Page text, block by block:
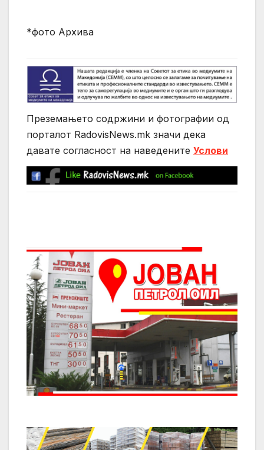
*фото Архива
Преземањето содржини и фотографии од
порталот RadovisNews.mk значи дека
давате согласност на нaведените Услови